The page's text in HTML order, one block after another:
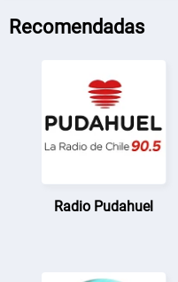
Recomendadas
Radio Pudahuel